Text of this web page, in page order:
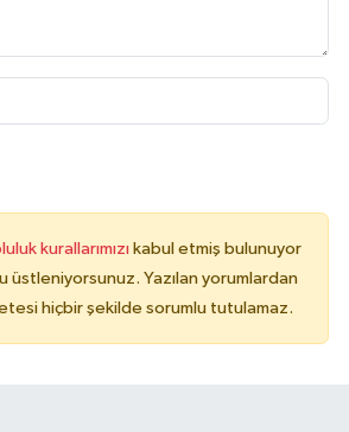
kurallarımızı kabul etmiş bulunuyor
üstleniyorsunuz. Yazılan yorumlardan
hiçbir şekilde sorumlu tutulamaz.